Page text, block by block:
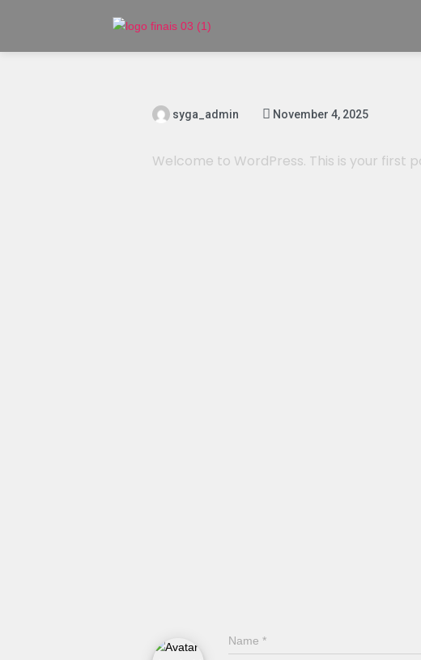
syga_admin November 4, 2025
Welcome to WordPress. This is your first
Name *